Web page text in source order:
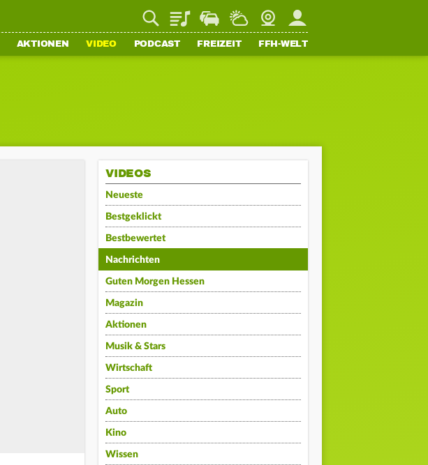
PlaylistStaupilotWetterWebcamMein FFH
AKTIONEN VIDEO PODCAST FREIZEIT FFH-WELT
VIDEOS
Neueste
Bestgeklickt
Bestbewertet
Nachrichten
Guten Morgen Hessen
Magazin
Aktionen
Musik & Stars
Wirtschaft
Sport
Auto
Kino
Wissen